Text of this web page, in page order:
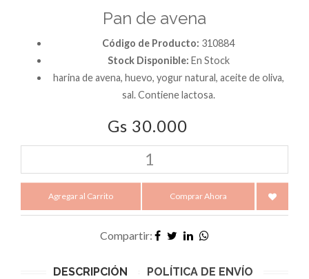
Pan de avena
Código de Producto: 310884
Stock Disponible: En Stock
harina de avena, huevo, yogur natural, aceite de oliva,
sal. Contiene lactosa.
Gs 30.000
Agregar al Carrito Comprar Ahora
Compartir:
DESCRIPCIÓN POLÍTICA DE ENVÍO